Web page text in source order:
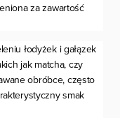
za zawartość
łodyżek i gałązek
jak matcha, czy
obróbce, często
smak